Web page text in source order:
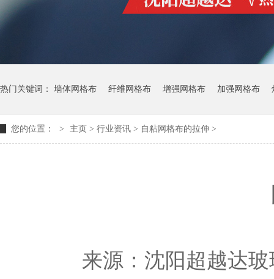
热门关键词： 墙体网格布 纤维网格布 增强网格布 加强网格布
您的位置： > 主页 > 行业资讯 > 自粘网格布的拉伸 >
来源： 沈阳超越达